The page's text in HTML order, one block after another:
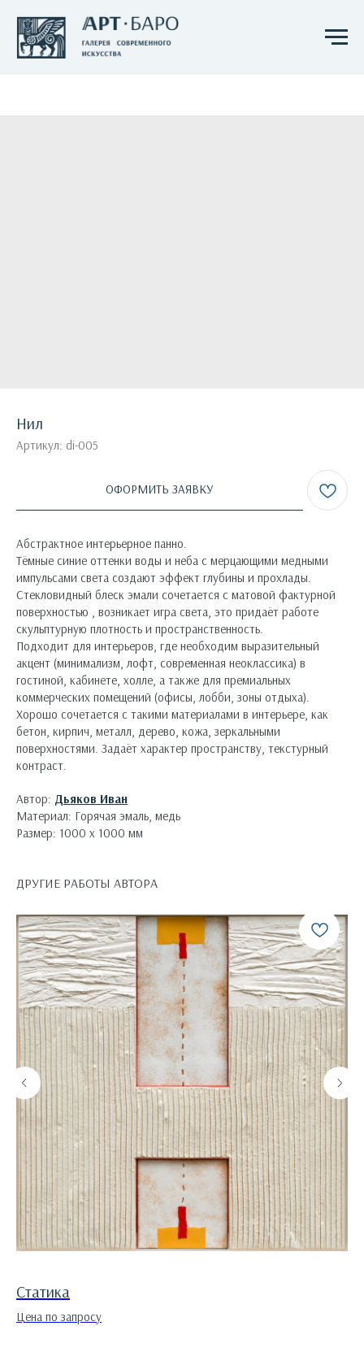
Нил
Артикул: di-005
ОФОРМИТЬ ЗАЯВКУ
Абстрактное интерьерное панно.
Тёмные синие оттенки воды и неба с мерцающими медными
импульсами света создают эффект глубины и прохлады.
Стекловидный блеск эмали сочетается с матовой фактурной
поверхностью , возникает игра света, это придаёт работе
скульптурную плотность и пространственность.
Подходит для интерьеров, где необходим выразительный
акцент (минимализм, лофт, современная неоклассика) в
гостиной, кабинете, холле, а также для премиальных
коммерческих помещений (офисы, лобби, зоны отдыха).
Хорошо сочетается с такими материалами в интерьере, как
бетон, кирпич, металл, дерево, кожа, зеркальными
поверхностями. Задаёт характер пространству, текстурный
контраст.
Автор: Дьяков Иван
Материал: Горячая эмаль, медь
Размер: 1000 х 1000 мм
ДРУГИЕ РАБОТЫ АВТОРА
Статика
Цена по запросу